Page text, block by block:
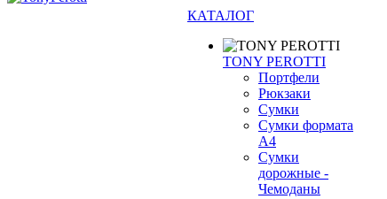
КАТАЛОГ
TONY PEROTTI
Портфели
Рюкзаки
Сумки
Сумки формата
А4
Сумки
дорожные -
Чемоданы